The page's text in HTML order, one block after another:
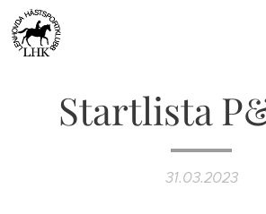
Startlista
31.03.2023